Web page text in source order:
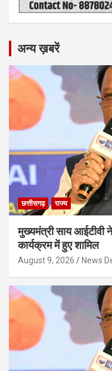
अन्य ख़बरें
छत्तीसगढ़ राज्य
मुख्यमंत्री साय आईटीवी
कार्यक्रम में हुए शामिल
August 9, 2026 News